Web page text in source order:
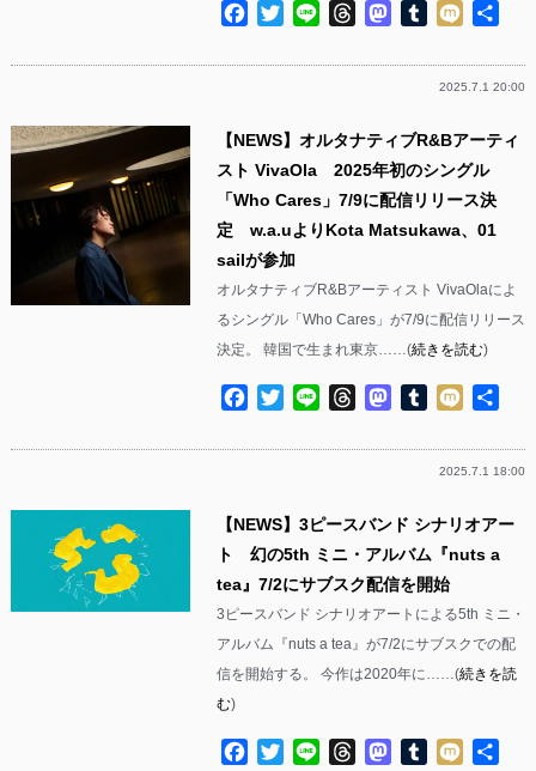
Facebook
TwitterLine ThreadsMastodon
Tumblr
Mixi
2025.7.1 20:00
【NEWS】オルタナティブR&Bアーティ
スト VivaOla 2025年初のシングル
「Who Cares」7/9に配信リリース決
定 w.a.uよりKota Matsukawa、01
sailが参加
オルタナティブR&Bアーティスト VivaOlaによ
るシングル「Who Cares」が7/9に配信リリース
決定。 韓国で生まれ東京……(続きを読む)
Facebook
TwitterLine ThreadsMastodon
Tumblr
Mixi
2025.7.1 18:00
【NEWS】3ピースバンド シナリオアー
ト 幻の5th ミニ・アルバム『nuts a
tea』7/2にサブスク配信を開始
3ピースバンド シナリオアートによる5th ミニ・
アルバム『nuts a tea』が7/2にサブスクでの配
信を開始する。 今作は2020年に……(続きを読
む)
Facebook
TwitterLine ThreadsMastodon
Tumblr
Mixi